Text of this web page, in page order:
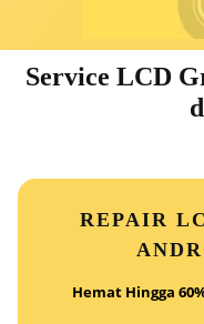
Service LCD
REPAIR
Hemat Hingga